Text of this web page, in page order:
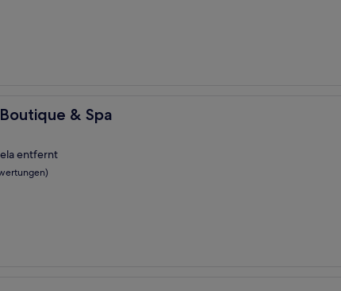
& Spa
& Spa
entfernt